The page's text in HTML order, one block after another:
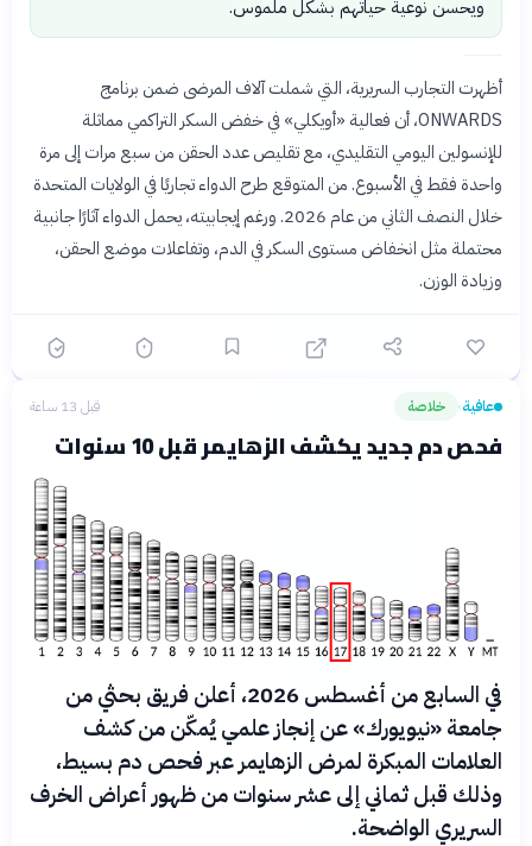
ويحسن نوعية حياتهم بشكل ملموس.
أظهرت التجارب السريرية، التي شملت آلاف المرضى ضمن برنامج
ONWARDS، أن فعالية «أويكلي» في خفض السكر التراكمي مماثلة
للإنسولين اليومي التقليدي، مع تقليص عدد الحقن من سبع مرات إلى مرة
واحدة فقط في الأسبوع. من المتوقع طرح الدواء تجاريًا في الولايات المتحدة
خلال النصف الثاني من عام 2026. ورغم إيجابيته، يحمل الدواء آثارًا جانبية
محتملة مثل انخفاض مستوى السكر في الدم، وتفاعلات موضع الحقن،
وزيادة الوزن.
عافية› خلاصة قبل 13 ساعة
فحص دم جديد يكشف الزهايمر قبل 10 سنوات
في السابع من أغسطس 2026، أعلن فريق بحثي من
جامعة «نيويورك» عن إنجاز علمي يُمكّن من كشف
العلامات المبكرة لمرض الزهايمر عبر فحص دم بسيط،
وذلك قبل ثماني إلى عشر سنوات من ظهور أعراض الخرف
السريري الواضحة.